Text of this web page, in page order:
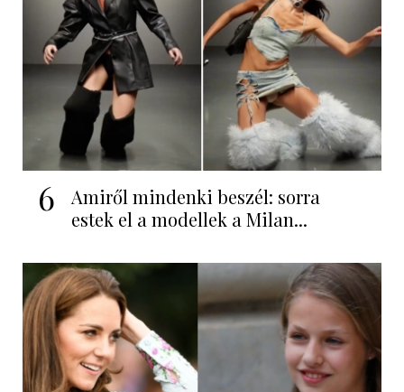
6
Amiről mindenki beszél: sorra
estek el a modellek a Milan...